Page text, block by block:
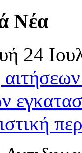
Νέα
24